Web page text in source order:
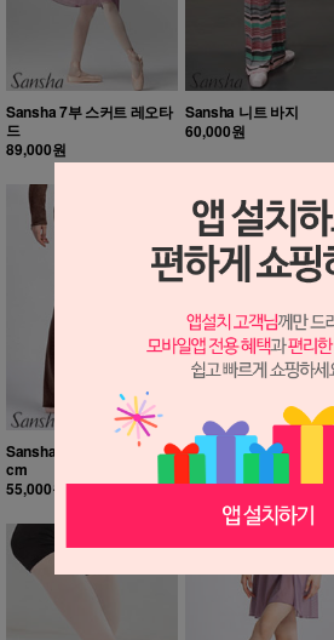
Sansha 7부 스커트 레오타
드
89,000원
Sansha 니트 바지
60,000원
Sansha 루즈 다리워머_73
cm
55,000원
Sansha 레이스 업 가디
59,000원